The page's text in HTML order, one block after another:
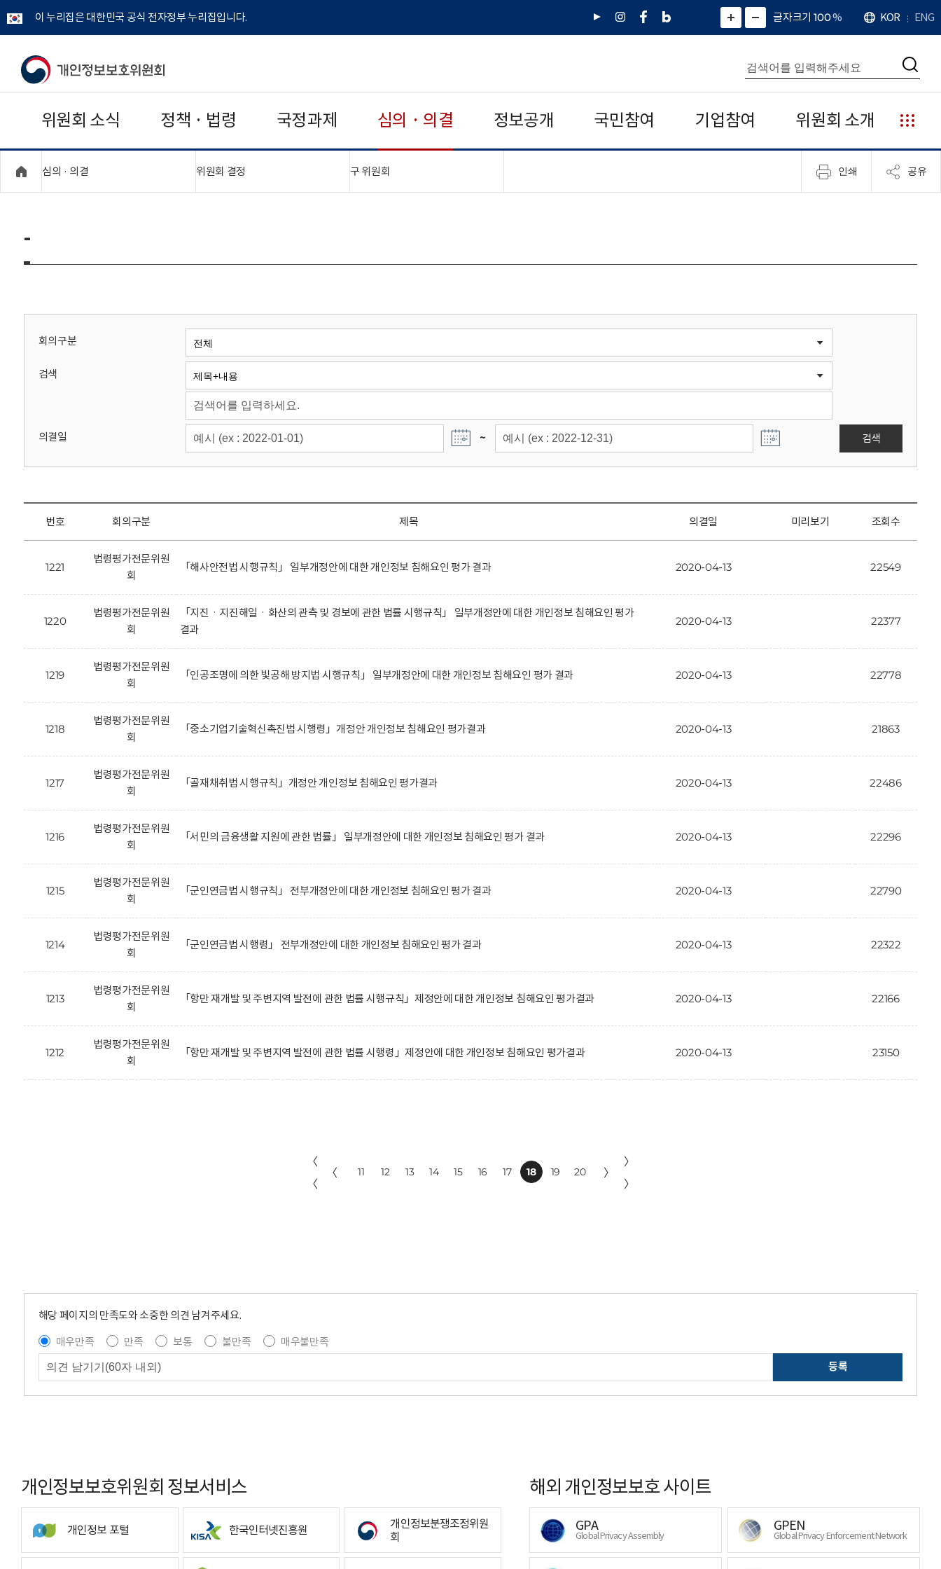
이 누리집은 대한민국 공식 전자정부 누리집입니다.
유
인
페
네
그
)
화
면
면
소
확
대
치
글자크기 100%
언
어
KOR ENG
개
보
보
위
회
통
합
검
색
검
위원회 소식 정책 · 법령 국정과제 심의 · 의결 정보공개 국민참여 기업참여 위원회 소개
누
리
집
안
심의 · 의결 위원회 결정 구 위원회 인쇄 공유
-
회의구분
검색
의결일 ~ 검색
번호 회의구분 제목 의결일 미리보기 조회수
1221
법령평가전문위원
회
「해사안전법 시행규칙」 일부개정안에 대한 개인정보 침해요인 평가 결과 2020-04-13 22549
1220
법령평가전문위원
회
「지진ㆍ지진해일ㆍ화산의 관측 및 경보에 관한 법률 시행규칙」 일부개정안에 대한 개인정보 침해요인 평가
결과
2020-04-13 22377
1219
법령평가전문위원
회
「인공조명에 의한 빛공해 방지법 시행규칙」 일부개정안에 대한 개인정보 침해요인 평가 결과 2020-04-13 22778
1218
법령평가전문위원
회
「중소기업기술혁신촉진법 시행령」개정안 개인정보 침해요인 평가결과 2020-04-13 21863
1217
법령평가전문위원
회
「골재채취법 시행규칙」개정안 개인정보 침해요인 평가결과 2020-04-13 22486
1216
법령평가전문위원
회
「서민의 금융생활 지원에 관한 법률」 일부개정안에 대한 개인정보 침해요인 평가 결과 2020-04-13 22296
1215
법령평가전문위원
회
「군인연금법 시행규칙」 전부개정안에 대한 개인정보 침해요인 평가 결과 2020-04-13 22790
1214
법령평가전문위원
회
「군인연금법 시행령」 전부개정안에 대한 개인정보 침해요인 평가 결과 2020-04-13 22322
1213
법령평가전문위원
회
「항만 재개발 및 주변지역 발전에 관한 법률 시행규칙」제정안에 대한 개인정보 침해요인 평가결과 2020-04-13 22166
1212
법령평가전문위원
회
「항만 재개발 및 주변지역 발전에 관한 법률 시행령」제정안에 대한 개인정보 침해요인 평가결과 2020-04-13 23150
〈
〈
〈 11 12 13 14 15 16 17 18 19 20 〉
〉
〉
해당 페이지의 만족도와 소중한 의견 남겨주세요.
매우만족
만족 보통 불만족
매우불만족
등록
개인정보보호위원회 정보서비스
개인정보 포털 한국인터넷진흥원
개인정보분쟁조정위원
회
해외 개인정보보호 사이트
GPA
Global Privacy Assembly
GPEN
Global Privacy Enforcement Network